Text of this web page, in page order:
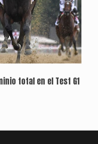
total en el Test G1